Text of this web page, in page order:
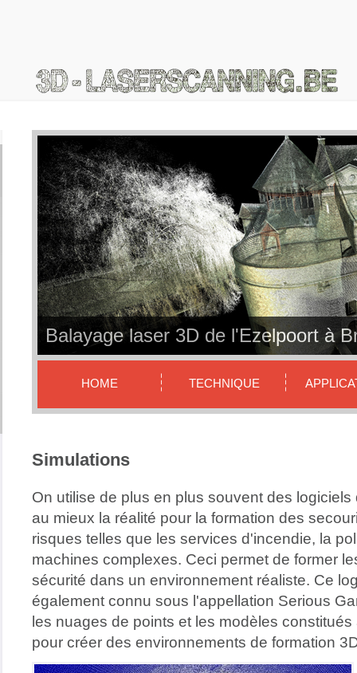
Balayage laser 3D de l'Ezelpoort à
HOME TECHNIQUE
Simulations
On utilise de plus en plus souvent des
au mieux la réalité pour la formation des
risques telles que les services d'incendie, la
machines complexes. Ceci permet de former
sécurité dans un environnement réaliste. Ce
également connu sous l'appellation Serious
les nuages de points et les modèles
pour créer des environnements de formation